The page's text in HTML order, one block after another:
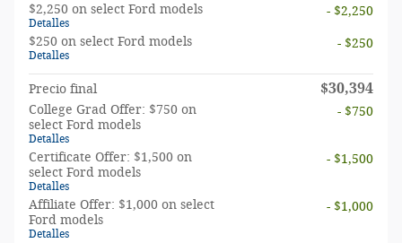
$2,250 on select Ford models
Detalles
- $2,250
$250 on select Ford models
Detalles
- $250
Precio final $30,394
College Grad Offer: $750 on
select Ford models
Detalles
- $750
Certificate Offer: $1,500 on
select Ford models
Detalles
- $1,500
Affiliate Offer: $1,000 on select
Ford models
Detalles
- $1,000